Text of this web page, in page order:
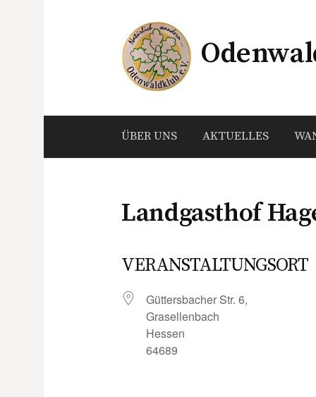
ÜBER UNS AKTUELLES
Landgasthof
VERANSTALTUNGSORT
Güttersbacher Str. 6,
Grasellenbach
Hessen
64689